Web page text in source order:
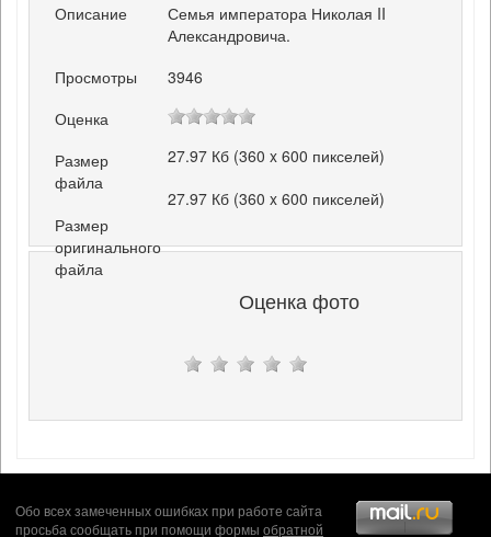
Описание
Семья императора Николая II
Александровича.
Просмотры
3946
Оценка
Размер
файла
27.97 Кб (360 x 600 пикселей)
Размер
оригинального
файла
27.97 Кб (360 x 600 пикселей)
Оценка фото
Обо всех замеченных ошибках при работе сайта
просьба сообщать при помощи формы обратной